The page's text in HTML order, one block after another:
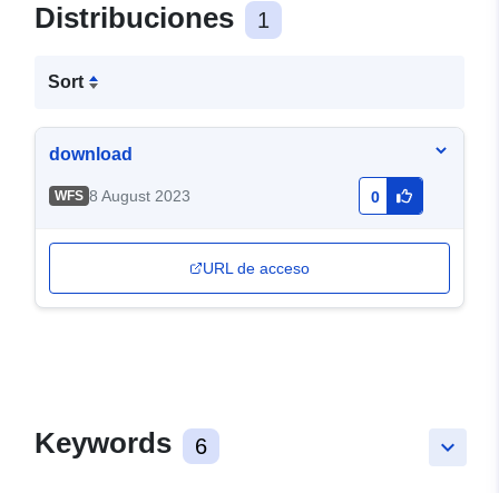
Distribuciones 1
Sort
download
WFS 8 August 2023 0
URL de acceso
keyboard_arrow_down
Keywords 6